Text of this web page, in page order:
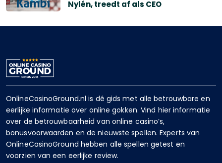
Nylén, treedt af als CEO
OnlineCasinoGround.nl is dé gids met alle betrouwbare en
eerlijke informatie over online gokken. Vind hier informatie
over de betrouwbaarheid van online casino’s,
bonusvoorwaarden en de nieuwste spellen. Experts van
OnlineCasinoGround hebben alle spellen getest en
voorzien van een eerlijke review.